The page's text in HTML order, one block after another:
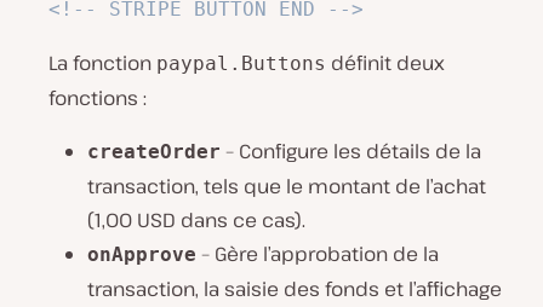
<!-- STRIPE BUTTON END -->
La fonction paypal.Buttons définit deux
fonctions :
createOrder – Configure les détails de la
transaction, tels que le montant de l’achat
(1,00 USD dans ce cas).
onApprove – Gère l’approbation de la
transaction, la saisie des fonds et l’affichage